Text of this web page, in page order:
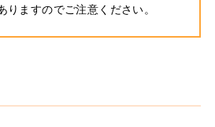
りますのでご注意ください。